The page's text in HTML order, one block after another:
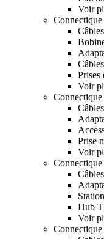
Voir
Prises
Voir
Prise
Voir
Hub
Voir